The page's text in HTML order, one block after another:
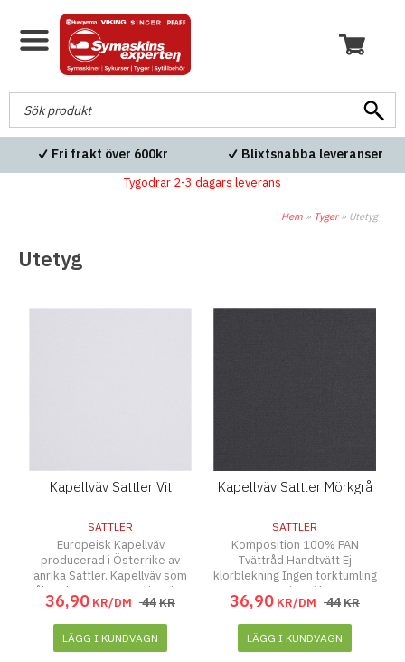
Fri frakt över 600kr Blixtsnabba leveranser
Tygodrar 2-3 dagars leverans
Hem » Tyger» Utetyg
Utetyg
Kapellväv Sattler Vit
SATTLER
Europeisk Kapellväv
producerad i Österrike av
anrika Sattler. Kapellväv som
tål ett högt vattentryck och är
därför mycket lämpad som
kapell till båtar i våra nordiska
klimat. Vattenpelare 900 mm,
Ljushärdighet 7, UV tålighet 7,
36,90 KR/DM 44KR
LÄGG I KUNDVAGN
Kapellväv Sattler Mörkgrå
SATTLER
Komposition 100% PAN
Tvättråd Handtvätt Ej
klorblekning Ingen torktumling
Ingen strykning Ej kemtvätt
Vikt340 gsm Bredd (cm) 150
cm
36,90 KR/DM 44KR
LÄGG I KUNDVAGN